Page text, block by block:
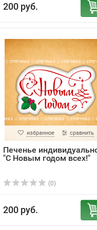
200 руб.
избранное сравнить
Печенье
"С Новым годом всех!"
(0)
200 руб.